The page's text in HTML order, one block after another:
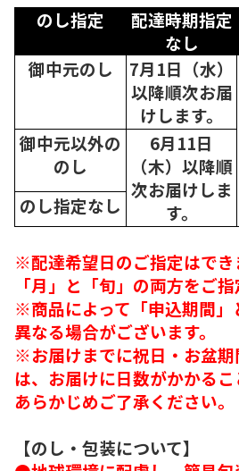
のし指定
配達時期指定
なし
御中元のし
7月1日（水）
以降順次お届
けします。
御中元以外の
のし
6月11日
（木）以降順
次お届けしま
す。
のし指定なし
※配達希望日のご指定はでき
「月」と「旬」の両方をご指
※商品によって「申込期間」
異なる場合がございます。
※お届けまでに祝日・お盆
は、お届けに日数がかかるこ
あらかじめご了承ください
【のし・包装について】